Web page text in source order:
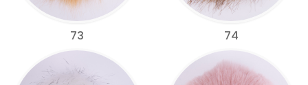
73 74